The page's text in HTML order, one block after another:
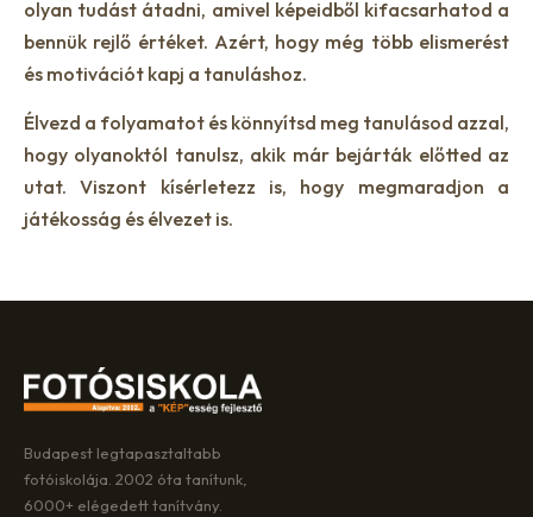
olyan tudást átadni, amivel képeidből kifacsarhatod a
bennük rejlő értéket. Azért, hogy még több elismerést
és motivációt kapj a tanuláshoz.
Élvezd a folyamatot és könnyítsd meg tanulásod azzal,
hogy olyanoktól tanulsz, akik már bejárták előtted az
utat. Viszont kísérletezz is, hogy megmaradjon a
játékosság és élvezet is.
Budapest legtapasztaltabb
fotóiskolája. 2002 óta tanítunk,
6000+ elégedett tanítvány.